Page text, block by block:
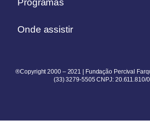
Onde assistir
®Copyright 2000 – 2021 | Fundação Percival
(33) 3279-5505 CNPJ: 20.611.810/